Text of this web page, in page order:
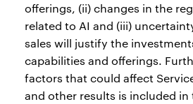
offerings, (ii) changes in the
related to AI and (iii)
sales will justify the
capabilities and offerings.
factors that could affect
and other results is included in